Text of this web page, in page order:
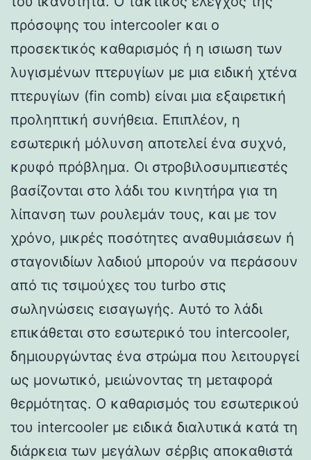
πρόσοψης του intercooler και ο
προσεκτικός καθαρισμός ή η ισιωση των
λυγισμένων πτερυγίων με μια ειδική χτένα
πτερυγίων (fin comb) είναι μια εξαιρετική
προληπτική συνήθεια. Επιπλέον, η
εσωτερική μόλυνση αποτελεί ένα συχνό,
κρυφό πρόβλημα. Οι στροβιλοσυμπιεστές
βασίζονται στο λάδι του κινητήρα για τη
λίπανση των ρουλεμάν τους, και με τον
χρόνο, μικρές ποσότητες αναθυμιάσεων ή
σταγονιδίων λαδιού μπορούν να περάσουν
από τις τσιμούχες του turbo στις
σωληνώσεις εισαγωγής. Αυτό το λάδι
επικάθεται στο εσωτερικό του intercooler,
δημιουργώντας ένα στρώμα που λειτουργεί
ως μονωτικό, μειώνοντας τη μεταφορά
θερμότητας. Ο καθαρισμός του εσωτερικού
του intercooler με ειδικά διαλυτικά κατά τη
διάρκεια των μεγάλων σέρβις αποκαθιστά